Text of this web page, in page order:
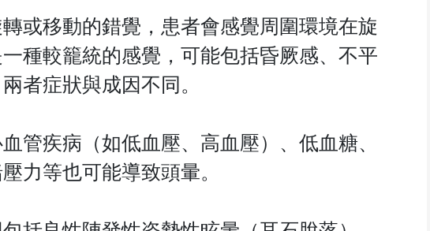
轉或移動的錯覺，患者會感覺周圍環境在旋
種較籠統的感覺，可能包括昏厥感、不平
者症狀與成因不同。
管疾病（如低血壓、高血壓）、低血糖、
力等也可能導致頭暈。